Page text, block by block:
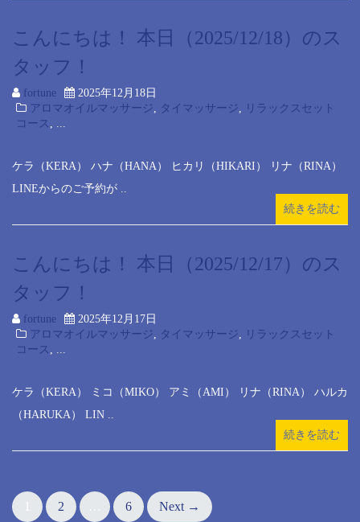
こんにちは！ 本日（2025/12/18）のス
タッフ！
fortune
2025年12月18日
アロマオイルマッサージ, タイマッサージ, リラックスセット
コース , ...
ケラ（KERA） ハナ（HANA） ヒカリ（HIKARI） リナ（RINA）
LINEからのご予約が ..
続きを読む
こんにちは！ 本日（2025/12/17）のス
タッフ！
fortune
2025年12月17日
アロマオイルマッサージ, タイマッサージ, リラックスセット
コース , ...
ケラ（KERA） ミコ（MIKO） アミ（AMI） リナ（RINA） ハルカ
（HARUKA） LIN ..
続きを読む
Posts
1 2 … 6 Next →